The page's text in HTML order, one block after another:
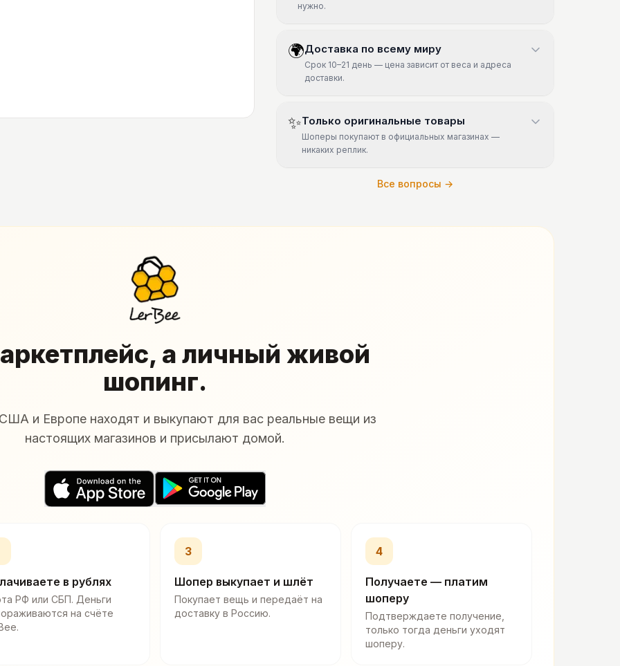
нужно.
🌍Доставка по всему миру
Срок 10–21 день — цена зависит от веса и адреса
доставки.
✨Только оригинальные товары
Шоперы покупают в официальных магазинах —
никаких реплик.
Все вопросы →
а личный живой
шопинг.
и Европе находят и выкупают для вас реальные вещи из
настоящих магазинов и присылают домой.
в рублях
РФ или СБП. Деньги
на счёте
3
Шопер выкупает и шлёт
Покупает вещь и передаёт на
доставку в Россию.
4
Получаете — платим
шоперу
Подтверждаете получение,
только тогда деньги уходят
шоперу.